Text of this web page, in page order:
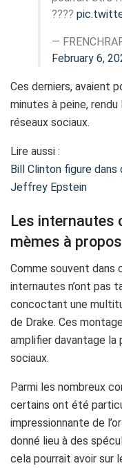
????
—
February 6,
Ces derniers, avaient
minutes à peine,
réseaux sociaux.
Lire aussi :
Bill Clinton figure
Jeffrey Epstein
Les internautes
mèmes à
Comme souvent dans
internautes n’ont pas
concoctant une
de Drake. Ces
amplifier davantage la
sociaux.
Parmi les nombreux
certains ont été
impressionnante de
donné lieu à des
cela pourrait avoir sur